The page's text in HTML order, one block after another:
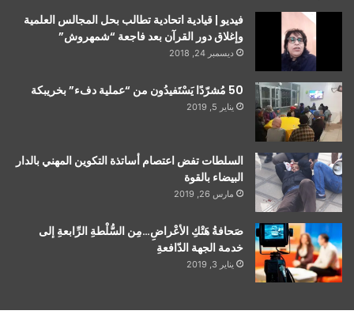
فيديو | قيادية اتحادية تطالب بحل المجالس العلمية
وإغلاق دور القرآن بعد فاجعة “شمهروش”
ديسمبر 24, 2018
50 مُشرّدًا يَسْتَفيدُون من “عملية دفء” بخريبكة
يناير 5, 2019
السلطات تفض اعتصام أساتذة التكوين المهني بالدار
البيضاء بالقوة
مارس 26, 2019
صَحافةُ هَتْكِ الأعْراضِ…مِن السُّلْطةِ الرِّابعةِ إلى
خدمة الجهة الدّافعةِ
يناير 3, 2019